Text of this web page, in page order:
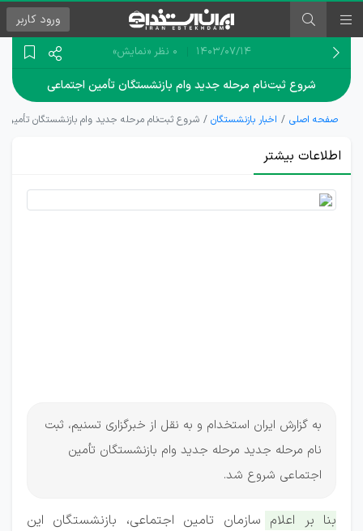
ورود کاربر
۱۴۰۳/۰۷/۱۴ 0 نظر «نمایش»
شروع ثبت‌نام مرحله جدید وام بازنشستگان تأمین اجتماعی
صفحه اصلی اخبار بازنشستگان شروع ثبت‌نام مرحله جدید وام بازنشستگان تأمین
اطلاعات بیشتر
شرایط
به گزارش ایران استخدام و به نقل از خبرگزاری تسنیم، ثبت
نام مرحله جدید مرحله جدید وام بازنشستگان تأمین
اجتماعی شروع شد.
بنا بر اعلام سازمان تامین اجتماعی، بازنشستگان این